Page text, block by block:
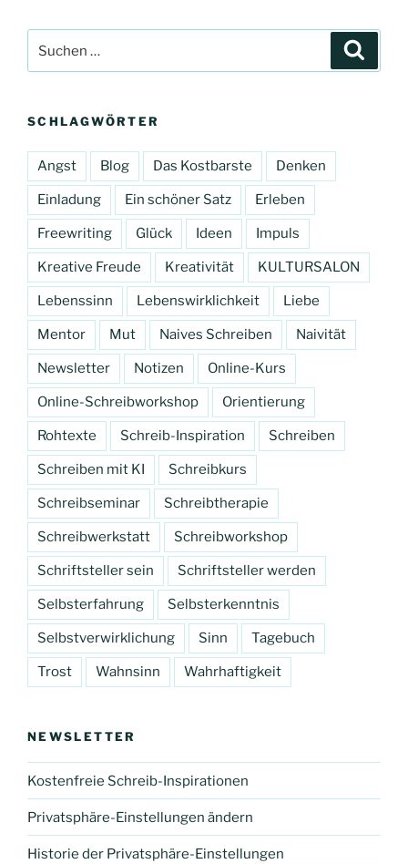
nach:
SCHLAGWÖRTER
Angst Blog Das Kostbarste Denken
Einladung Ein schöner Satz Erleben
Freewriting Glück Ideen Impuls
Kreative Freude Kreativität KULTURSALON
Lebenssinn Lebenswirklichkeit Liebe
Mentor Mut Naives Schreiben Naivität
Newsletter Notizen Online-Kurs
Online-Schreibworkshop Orientierung
Rohtexte Schreib-Inspiration Schreiben
Schreiben mit KI Schreibkurs
Schreibseminar Schreibtherapie
Schreibwerkstatt Schreibworkshop
Schriftsteller sein Schriftsteller werden
Selbsterfahrung Selbsterkenntnis
Selbstverwirklichung Sinn Tagebuch
Trost Wahnsinn Wahrhaftigkeit
NEWSLETTER
Kostenfreie Schreib-Inspirationen
Privatsphäre-Einstellungen ändern
Historie der Privatsphäre-Einstellungen